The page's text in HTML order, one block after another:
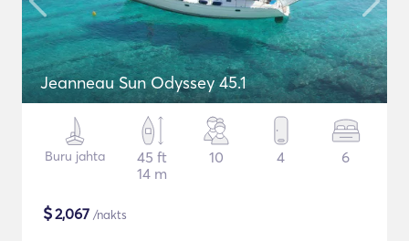
Jeanneau Sun Odyssey 45.1
Buru jahta
45 ft
14 m
10 4 6
$2,067 /nakts